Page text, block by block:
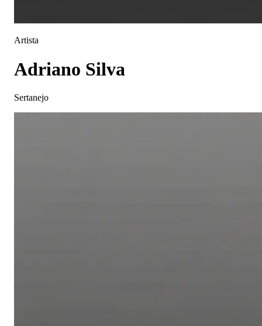
Artista
Adriano Silva
Sertanejo